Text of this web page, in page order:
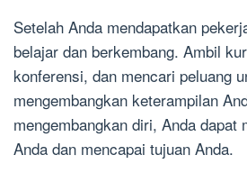
Setelah Anda mendapatkan
belajar dan berkembang. Ambil
konferensi, dan mencari peluang
mengembangkan keterampilan
mengembangkan diri, Anda dapat
Anda dan mencapai tujuan Anda.